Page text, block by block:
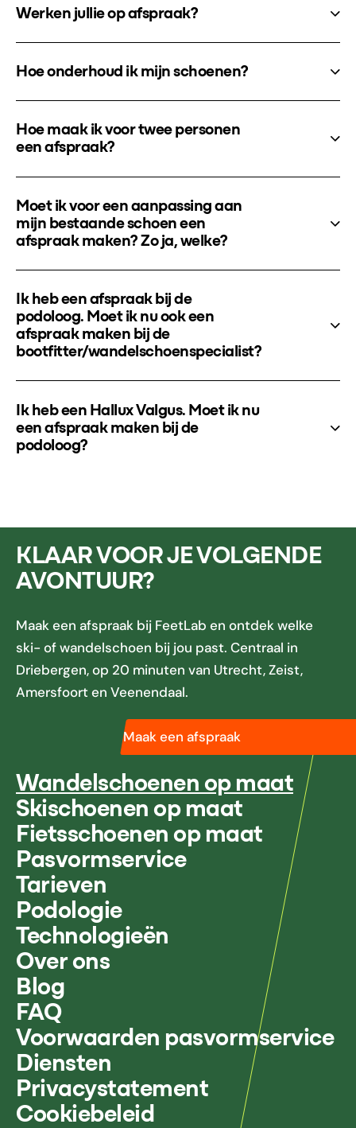
Werken jullie op afspraak?
Hoe onderhoud ik mijn schoenen?
Hoe maak ik voor twee personen
een afspraak?
Moet ik voor een aanpassing aan
mijn bestaande schoen een
afspraak maken? Zo ja, welke?
Ik heb een afspraak bij de
podoloog. Moet ik nu ook een
afspraak maken bij de
bootfitter/wandelschoenspecialist?
Ik heb een Hallux Valgus. Moet ik nu
een afspraak maken bij de
podoloog?
KLAAR VOOR JE VOLGENDE
AVONTUUR?
Maak een afspraak bij FeetLab en ontdek welke
ski- of wandelschoen bij jou past. Centraal in
Driebergen, op 20 minuten van Utrecht, Zeist,
Amersfoort en Veenendaal.
Maak een afspraak
Wandelschoenen op maat
Skischoenen op maat
Fietsschoenen op maat
Pasvormservice
Tarieven
Podologie
Technologieën
Over ons
Blog
FAQ
Voorwaarden pasvormservice
Diensten
Privacystatement
Cookiebeleid